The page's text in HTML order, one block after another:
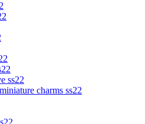
ss22
charms ss22